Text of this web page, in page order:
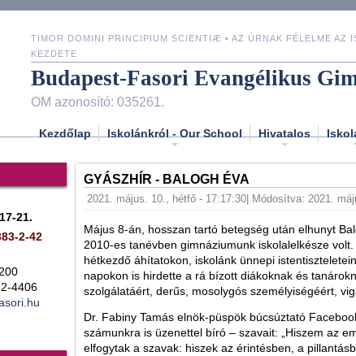
TIMOR DOMINI PRINCIPIUM SCIENTIÆ • AZ ÚRNAK FÉLELME AZ
KEZDETE
Budapest-Fasori Evangélikus
OM azonosító: 035261.
Kezdőlap Iskolánkról - Our School Hivatalos
21.
2-42
4406
GYÁSZHÍR - BALOGH ÉVA
2021. május. 10., hétfő - 17:17:30 | Módosítva: 2021.
Május 8-án, hosszan tartó betegség után elhunyt
2010-es tanévben gimnáziumunk iskolalelkésze
hétkezdő áhítatokon, iskolánk ünnepi
napokon is hirdette a rá bízott diákoknak és
szolgálatáért, derűs, mosolygós személyiségéért,
Dr. Fabiny Tamás elnök-püspök búcsúztató
számunkra is üzenettel bíró – szavait: „Hiszem az
elfogytak a szavak: hiszek az érintésben, a